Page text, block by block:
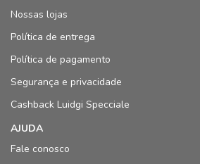
Nossas lojas
Política de entrega
Política de pagamento
Segurança e privacidade
Cashback Luidgi Specciale
AJUDA
Fale conosco